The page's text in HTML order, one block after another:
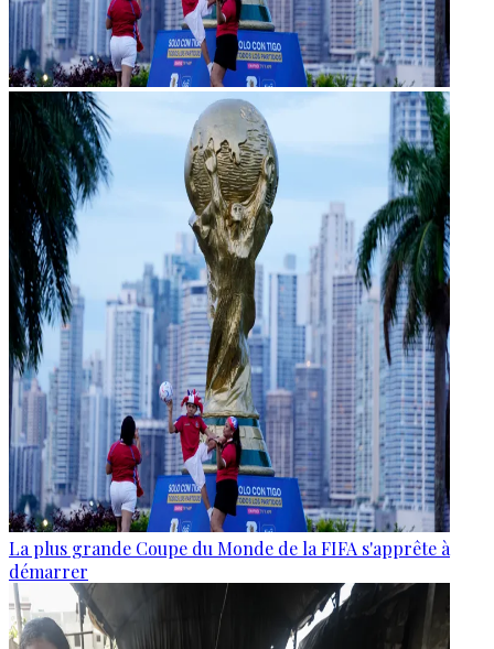
La plus grande Coupe du Monde de la FIFA s'apprête à
démarrer